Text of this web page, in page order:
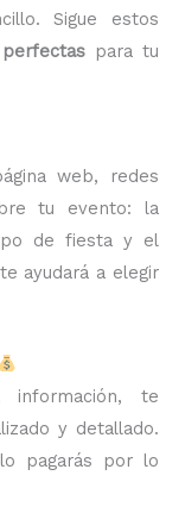
Sigue estos
para tu
web, redes
tu evento: la
de fiesta y el
ayudará a elegir
te
y detallado.
pagarás por lo